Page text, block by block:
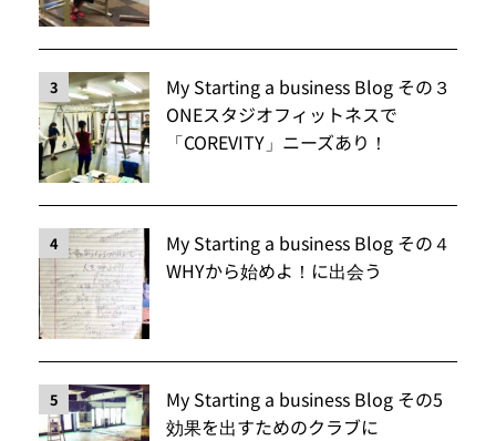
3
My Starting a business Blog その３
ONEスタジオフィットネスで
「COREVITY」ニーズあり！
4
My Starting a business Blog その４
WHYから始めよ！に出会う
5
My Starting a business Blog その5
効果を出すためのクラブに